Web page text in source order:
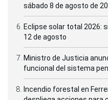
sábado 8 de agosto de
Eclipse solar total 2026:
12 de agosto
Ministro de Justicia
funcional del sistema
Incendio forestal en